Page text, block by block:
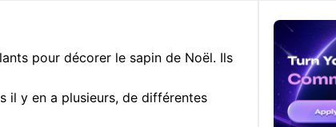
pour décorer le sapin de Noël. Ils
il y en a plusieurs, de différentes